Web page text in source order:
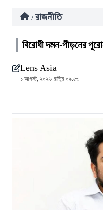
/ রাজনীতি
বিরোধী দমন-পীড়নের
Lens Asia
১ আগস্ট, ২০২৬ রাত্রি ০৯:৫৩